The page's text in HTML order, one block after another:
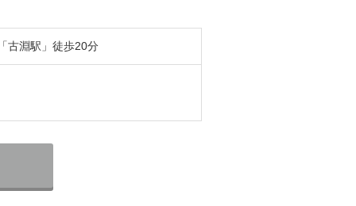
古淵駅」徒歩20分